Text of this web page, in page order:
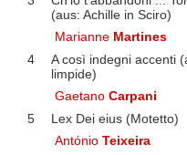
(aus: Achille in Sciro)
Marianne Martines
4
A così indegni accenti
limpide)
GaetanoCarpani
5
Lex Dei eius (Motetto)
AntónioTeixeira